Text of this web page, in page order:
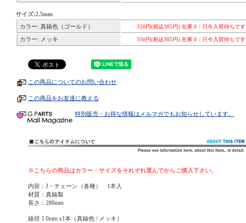
サイズ:2.5mm
カラー: 真鍮色（ゴールド）
350円(税込385円) 在庫 0：只今入荷待ちです
カラー: メッキ 350円(税込385円) 在庫 0：只今入荷待ちです
この商品についてのお問い合わせ
この商品をお友達に教える
特別販売・お得な情報はメルマガでもお知らせしています。
※こちらの商品はカラー・サイズをそれぞれ選んでからご購入下さい。
内容：J・チェーン（各種） 1本入
材質：真鍮製
長さ：280mm
線径 1.0mm x1本（真鍮色 / メッキ）